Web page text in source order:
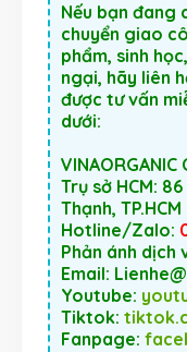
Nếu bạn đang
chuyển giao
phẩm, sinh
ngại, hãy liên
được tư vấn
dưới:
VINAORGANIC
Trụ sở HCM:
Thạnh, TP.HCM
Hotline/Zalo:
Phản ánh dịch
Email:
Youtube:
Tiktok:
Fanpage: